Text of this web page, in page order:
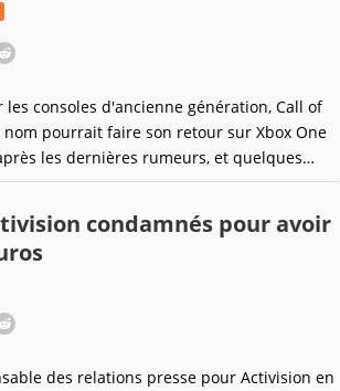
consoles d'ancienne génération, Call of
pourrait faire son retour sur Xbox One
les dernières rumeurs, et quelques
croire ?
condamnés pour avoir
des relations presse pour Activision en